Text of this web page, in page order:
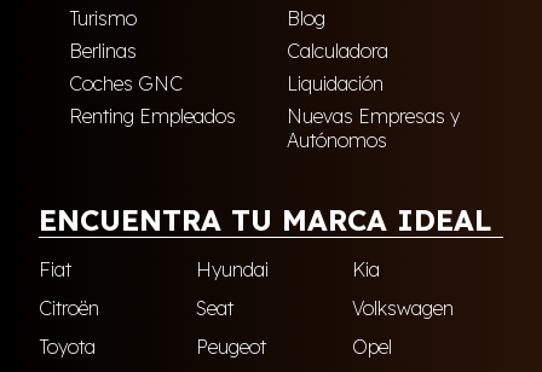
Turismo
Blog
Berlinas
Calculadora
Coches GNC
Liquidación
Renting Empleados
Nuevas Empresas y
Autónomos
ENCUENTRA TU MARCA IDEAL
Fiat Hyundai
Kia
Citroën
Seat
Volkswagen
Toyota
Peugeot
Opel